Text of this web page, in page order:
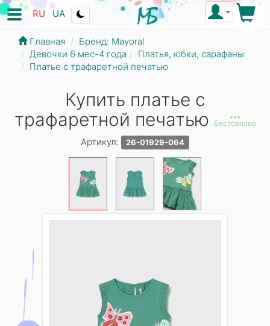
RU UA
Главная
Бренд: Mayoral
Девочки 6 мес-4 года
Платья, юбки, сарафаны
Платье с трафаретной печатью
Купить платье с
трафаретной печатью
***
Бестселлер
Артикул: 26-01929-064